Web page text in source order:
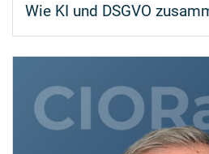
Wie KI und DSGVO